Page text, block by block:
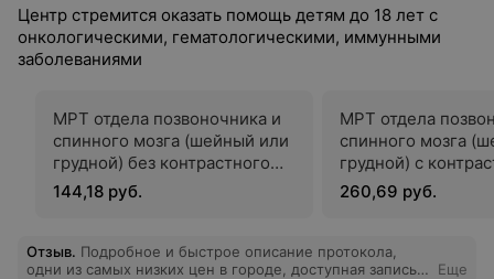
Центр стремится оказать помощь детям до 18 лет с
онкологическими, гематологическими, иммунными
заболеваниями
МРТ отдела позвоночника и
спинного мозга (шейный или
грудной) без контрастного
усиления
144,18 руб.
МРТ отдела
спинного мозга
грудной) с
усилением
260,69 руб.
Отзыв. Подробное и быстрое описание протокола,
одни из самых низких цен в городе, доступная запись.
Еще